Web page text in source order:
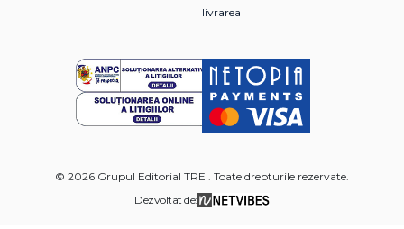
livrarea
© 2026 Grupul Editorial TREI. Toate drepturile rezervate.
Dezvoltat de: